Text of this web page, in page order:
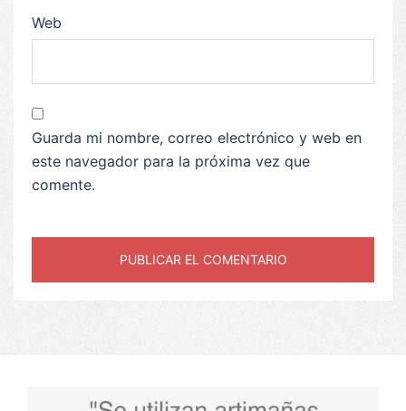
Web
Guarda mi nombre, correo electrónico y web en
este navegador para la próxima vez que
comente.